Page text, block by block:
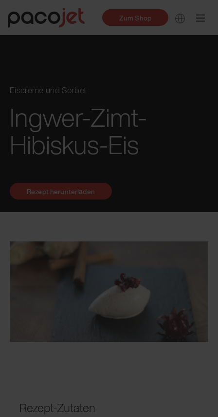
Zum Shop
Eiscreme und Sorbet
Ingwer-Zimt-
Hibiskus-Eis
Rezept-Zutaten
Rezept herunterladen